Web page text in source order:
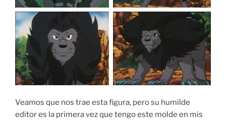
Veamos que nos trae esta figura, pero su humilde
editor es la primera vez que tengo este molde en mis